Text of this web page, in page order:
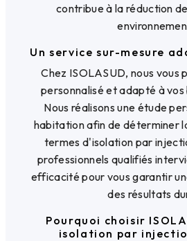
contribue à la réduction
Un service sur-mesure
Chez ISOLASUD, nous vous
personnalisé et adapté à
Nous réalisons une étude
habitation afin de déterminer
termes d'isolation par
professionnels qualifiés
efficacité pour vous garantir
des résultats
Pourquoi choisir
isolation par